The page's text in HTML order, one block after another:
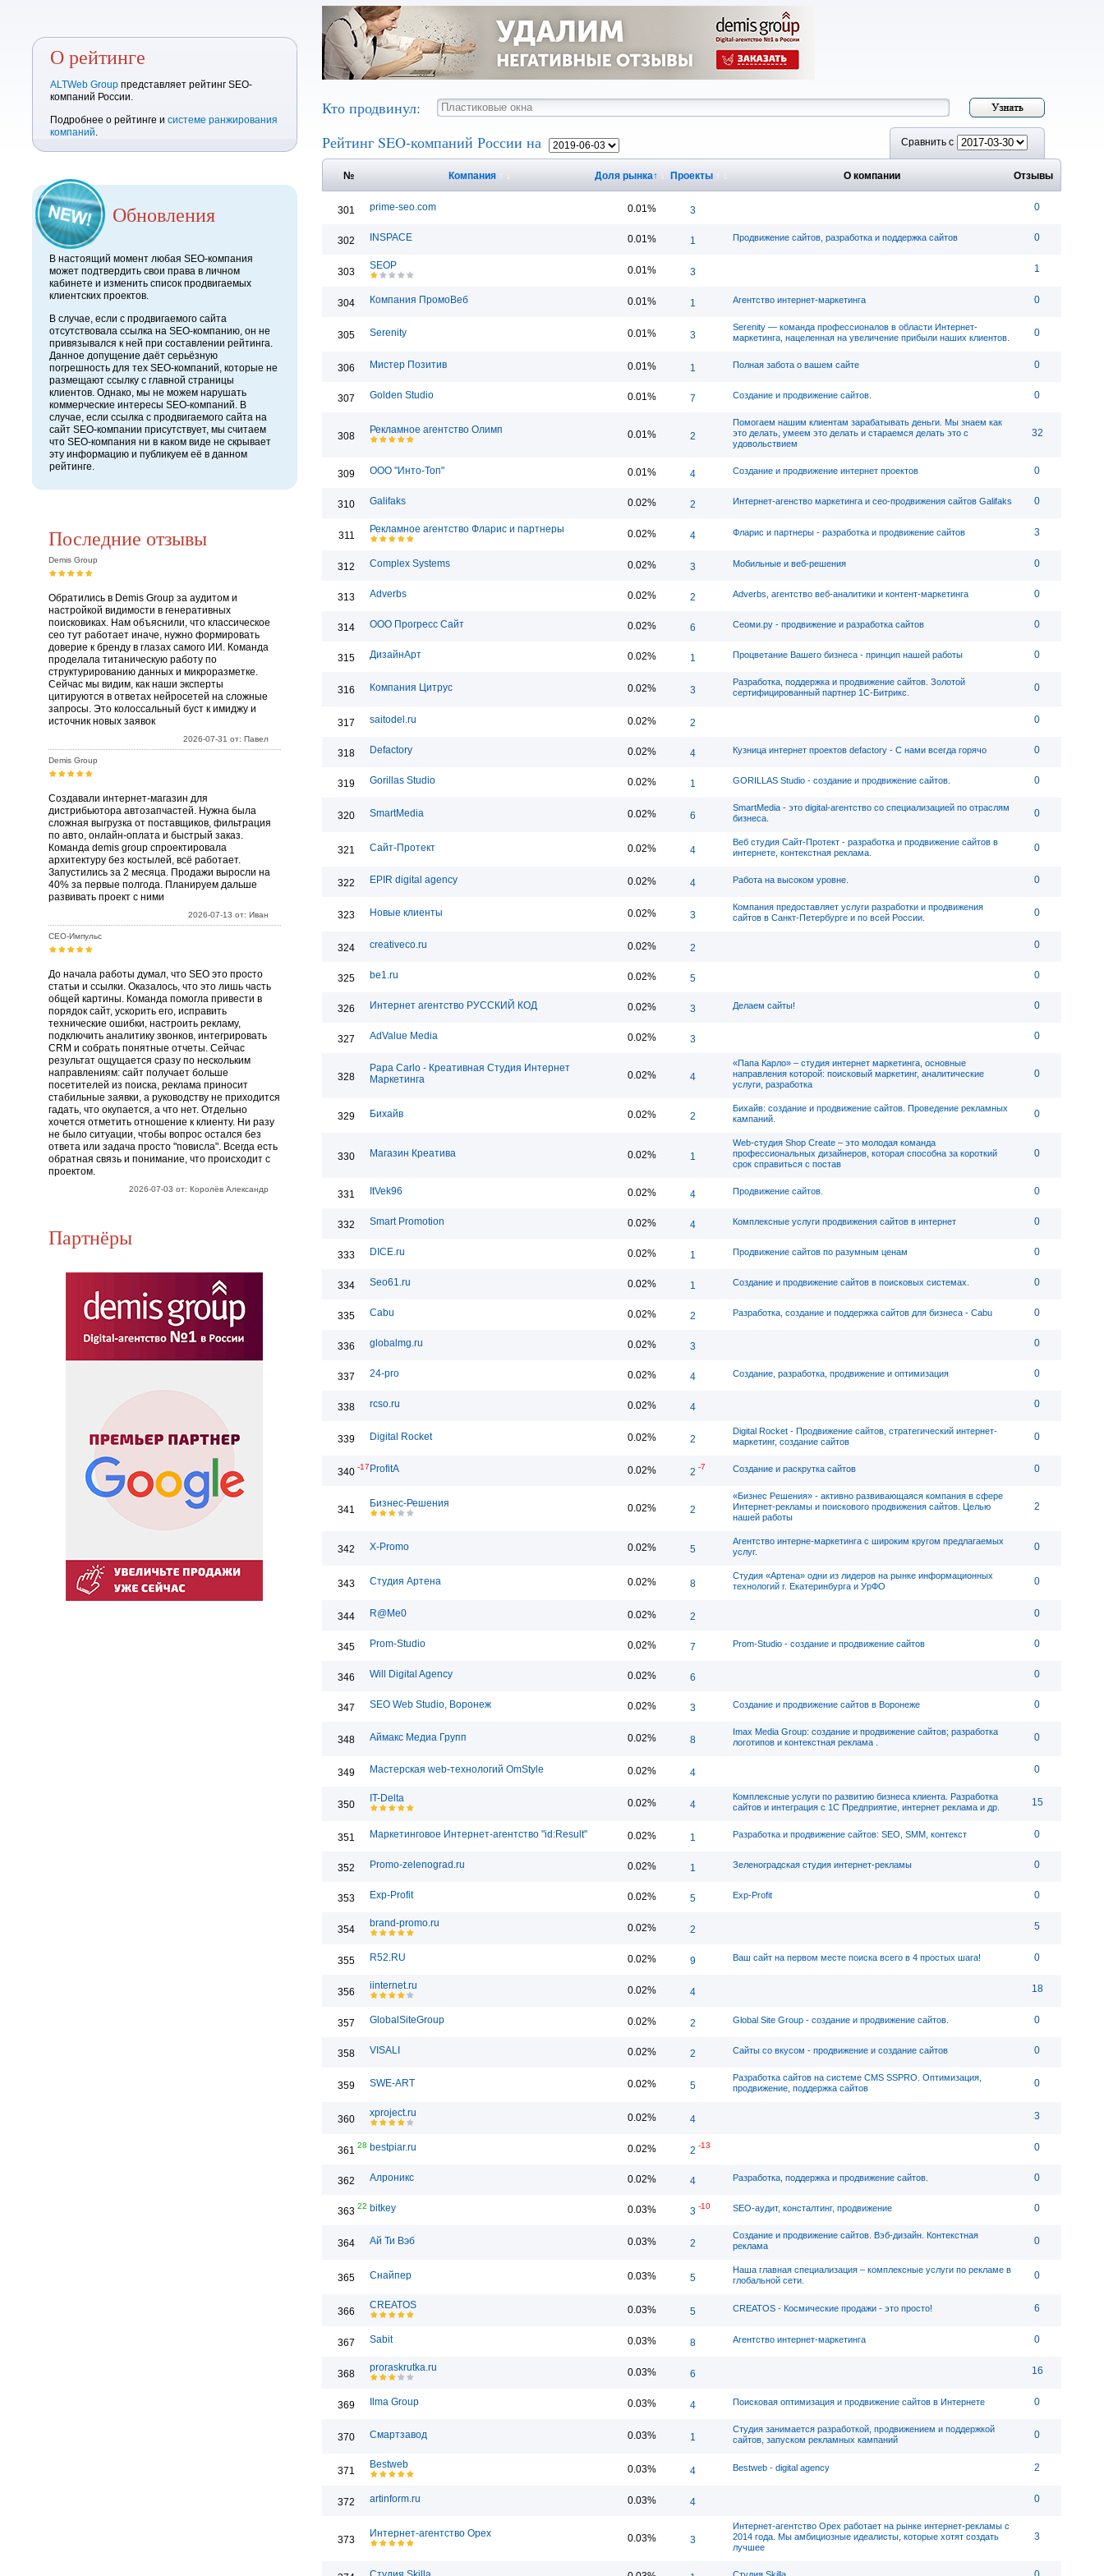
О рейтинге
ALTWeb Group представляет рейтинг SEO-
компаний России.
Подробнее о рейтинге и системе ранжирования
компаний.
Обновления
В настоящий момент любая SEO-компания
может подтвердить свои права в личном
кабинете и изменить список продвигаемых
клиентских проектов.
В случае, если с продвигаемого сайта
отсутствовала ссылка на SEO-компанию, он не
привязывался к ней при составлении рейтинга.
Данное допущение даёт серьёзную
погрешность для тех SEO-компаний, которые не
размещают ссылку с главной страницы
клиентов. Однако, мы не можем нарушать
коммерческие интересы SEO-компаний. В
случае, если ссылка с продвигаемого сайта на
сайт SEO-компании присутствует, мы считаем
что SEO-компания ни в каком виде не скрывает
эту информацию и публикуем её в данном
рейтинге.
Последние отзывы
Demis Group
Обратились в Demis Group за аудитом и
настройкой видимости в генеративных
поисковиках. Нам объяснили, что классическое
сео тут работает иначе, нужно формировать
доверие к бренду в глазах самого ИИ. Команда
проделала титаническую работу по
структурированию данных и микроразметке.
Сейчас мы видим, как наши эксперты
цитируются в ответах нейросетей на сложные
запросы. Это колоссальный буст к имиджу и
источник новых заявок
2026-07-31 от: Павел
Demis Group
Создавали интернет-магазин для
дистрибьютора автозапчастей. Нужна была
сложная выгрузка от поставщиков, фильтрация
по авто, онлайн-оплата и быстрый заказ.
Команда demis group спроектировала
архитектуру без костылей, всё работает.
Запустились за 2 месяца. Продажи выросли на
40% за первые полгода. Планируем дальше
развивать проект с ними
2026-07-13 от: Иван
СЕО-Импульс
До начала работы думал, что SEO это просто
статьи и ссылки. Оказалось, что это лишь часть
общей картины. Команда помогла привести в
порядок сайт, ускорить его, исправить
технические ошибки, настроить рекламу,
подключить аналитику звонков, интегрировать
CRM и собрать понятные отчеты. Сейчас
результат ощущается сразу по нескольким
направлениям: сайт получает больше
посетителей из поиска, реклама приносит
стабильные заявки, а руководству не приходится
гадать, что окупается, а что нет. Отдельно
хочется отметить отношение к клиенту. Ни разу
не было ситуации, чтобы вопрос остался без
ответа или задача просто "повисла". Всегда есть
обратная связь и понимание, что происходит с
проектом.
2026-07-03 от: Королёв Александр
Партнёры
Кто продвинул:
Рейтинг SEO-компаний России на
Сравнить с
№ Компания Доля рынка↑ Проекты О компании Отзывы
301 prime-seo.com 0.01% 3 0
302 INSPACE 0.01% 1 Продвижение сайтов, разработка и поддержка сайтов 0
303
SEOP 0.01% 3 1
304 Компания ПромоВеб 0.01% 1 Агентство интернет-маркетинга 0
305 Serenity 0.01% 3
Serenity — команда профессионалов в области Интернет-
маркетинга, нацеленная на увеличение прибыли наших клиентов.
0
306 Мистер Позитив 0.01% 1 Полная забота о вашем сайте 0
307 Golden Studio 0.01% 7 Создание и продвижение сайтов. 0
308
Рекламное агентство Олимп 0.01% 2
Помогаем нашим клиентам зарабатывать деньги. Мы знаем как
это делать, умеем это делать и стараемся делать это с
удовольствием
32
309 ООО "Инто-Топ" 0.01% 4 Создание и продвижение интернет проектов 0
310 Galifaks 0.02% 2 Интернет-агенство маркетинга и сео-продвижения сайтов Galifaks 0
311
Рекламное агентство Фларис и партнеры 0.02% 4 Фларис и партнеры - разработка и продвижение сайтов 3
312 Complex Systems 0.02% 3 Мобильные и веб-решения 0
313 Adverbs 0.02% 2 Adverbs, агентство веб-аналитики и контент-маркетинга 0
314 ООО Прогресс Сайт 0.02% 6 Сеоми.ру - продвижение и разработка сайтов 0
315 ДизайнАрт 0.02% 1 Процветание Вашего бизнеса - принцип нашей работы 0
316 Компания Цитрус 0.02% 3
Разработка, поддержка и продвижение сайтов. Золотой
сертифицированный партнер 1С-Битрикс.
0
317 saitodel.ru 0.02% 2 0
318 Defactory 0.02% 4 Кузница интернет проектов defactory - C нами всегда горячо 0
319 Gorillas Studio 0.02% 1 GORILLAS Studio - создание и продвижение сайтов. 0
320 SmartMedia 0.02% 6
SmartMedia - это digital-агентство со специализацией по отраслям
бизнеса.
0
321 Сайт-Протект 0.02% 4
Веб студия Сайт-Протект - разработка и продвижение сайтов в
интернете, контекстная реклама.
0
322 EPIR digital agency 0.02% 4 Работа на высоком уровне. 0
323 Новые клиенты 0.02% 3
Компания предоставляет услуги разработки и продвижения
сайтов в Санкт-Петербурге и по всей России.
0
324 creativeco.ru 0.02% 2 0
325 be1.ru 0.02% 5 0
326 Интернет агентство РУССКИЙ КОД 0.02% 3 Делаем сайты! 0
327 AdValue Media 0.02% 3 0
328
Papa Carlo - Креативная Студия Интернет
Маркетинга
0.02% 4
«Папа Карло» – студия интернет маркетинга, основные
направления которой: поисковый маркетинг, аналитические
услуги, разработка
0
329 Бихайв 0.02% 2
Бихайв: cоздание и продвижение сайтов. Проведение рекламных
кампаний.
0
330 Магазин Креатива 0.02% 1
Web-студия Shop Create – это молодая команда
профессиональных дизайнеров, которая способна за короткий
срок справиться с постав
0
331 ItVek96 0.02% 4 Продвижение сайтов. 0
332 Smart Promotion 0.02% 4 Комплексные услуги продвижения сайтов в интернет 0
333 DICE.ru 0.02% 1 Продвижение сайтов по разумным ценам 0
334 Seo61.ru 0.02% 1 Создание и продвижение сайтов в поисковых системах. 0
335 Cabu 0.02% 2 Разработка, создание и поддержка сайтов для бизнеса - Cabu 0
336 globalmg.ru 0.02% 3 0
337 24-pro 0.02% 4 Создание, разработка, продвижение и оптимизация 0
338 rcso.ru 0.02% 4 0
339 Digital Rocket 0.02% 2
Digital Rocket - Продвижение сайтов, стратегический интернет-
маркетинг, создание сайтов
0
340 -17 ProfitA 0.02% 2 -7 Создание и раскрутка сайтов 0
341
Бизнес-Решения 0.02% 2
«Бизнес Решения» - активно развивающаяся компания в сфере
Интернет-рекламы и поискового продвижения сайтов. Целью
нашей работы
2
342 X-Promo 0.02% 5
Агентство интерне-маркетинга с широким кругом предлагаемых
услуг.
0
343 Студия Артена 0.02% 8
Студия «Артена» одни из лидеров на рынке информационных
технологий г. Екатеринбурга и УрФО
0
344 R@Me0 0.02% 2 0
345 Prom-Studio 0.02% 7 Prom-Studio - создание и продвижение сайтов 0
346 Will Digital Agency 0.02% 6 0
347 SEO Web Studio, Воронеж 0.02% 3 Создание и продвижение сайтов в Воронеже 0
348 Аймакс Медиа Групп 0.02% 8
Imax Media Group: создание и продвижение сайтов; разработка
логотипов и контекстная реклама .
0
349 Мастерская web-технологий OmStyle 0.02% 4 0
350
IT-Delta 0.02% 4
Комплексные услуги по развитию бизнеса клиента. Разработка
сайтов и интеграция с 1С Предприятие, интернет реклама и др.
15
351 Маркетинговое Интернет-агентство "id:Result" 0.02% 1 Разработка и продвижение сайтов: SEO, SMM, контекст 0
352 Promo-zelenograd.ru 0.02% 1 Зеленоградская студия интернет-рекламы 0
353 Exp-Profit 0.02% 5 Exp-Profit 0
354
brand-promo.ru 0.02% 2 5
355 R52.RU 0.02% 9 Ваш сайт на первом месте поиска всего в 4 простых шага! 0
356
iinternet.ru 0.02% 4 18
357 GlobalSiteGroup 0.02% 2 Global Site Group - создание и продвижение сайтов. 0
358 VISALI 0.02% 2 Сайты со вкусом - продвижение и создание сайтов 0
359 SWE-ART 0.02% 5
Разработка сайтов на системе CMS SSPRO. Оптимизация,
продвижение, поддержка сайтов
0
360
xproject.ru 0.02% 4 3
361 28 bestpiar.ru 0.02% 2 -13 0
362 Алроникс 0.02% 4 Разработка, поддержка и продвижение сайтов. 0
363 22 bitkey 0.03% 3 -10 SEO-аудит, консталтинг, продвижение 0
364 Ай Ти Вэб 0.03% 2
Создание и продвижение сайтов. Вэб-дизайн. Контекстная
реклама
0
365 Снайпер 0.03% 5
Наша главная специализация – комплексные услуги по рекламе в
глобальной сети.
0
366
CREATOS 0.03% 5 CREATOS - Космические продажи - это просто! 6
367 Sabit 0.03% 8 Агентство интернет-маркетинга 0
368
proraskrutka.ru 0.03% 6 16
369 Ilma Group 0.03% 4 Поисковая оптимизация и продвижение сайтов в Интернете 0
370 Смартзавод 0.03% 1
Студия занимается разработкой, продвижением и поддержкой
сайтов, запуском рекламных кампаний
0
371
Bestweb 0.03% 4 Bestweb - digital agency 2
372 artinform.ru 0.03% 4 0
373
Интернет-агентство Орех 0.03% 3
Интернет-агентство Орех работает на рынке интернет-рекламы с
2014 года. Мы амбициозные идеалисты, которые хотят создать
лучшее
3